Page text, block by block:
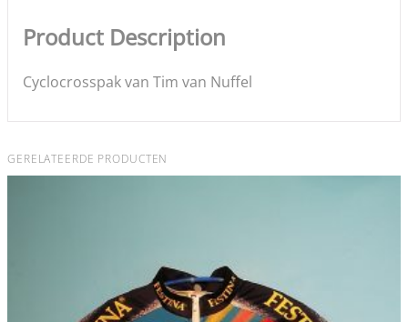
Product Description
Cyclocrosspak van Tim van Nuffel
GERELATEERDE PRODUCTEN